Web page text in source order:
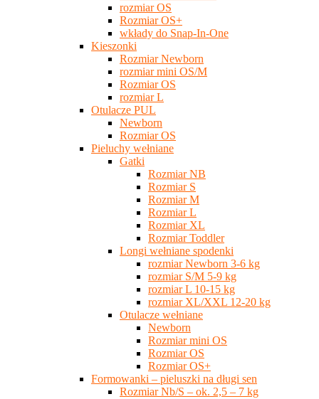
rozmiar OS
Rozmiar OS+
wkłady do Snap-In-One
Kieszonki
Rozmiar Newborn
rozmiar mini OS/M
Rozmiar OS
rozmiar L
Otulacze PUL
Newborn
Rozmiar OS
Pieluchy wełniane
Gatki
Rozmiar NB
Rozmiar S
Rozmiar M
Rozmiar L
Rozmiar XL
Rozmiar Toddler
Longi wełniane spodenki
rozmiar Newborn 3-6 kg
rozmiar S/M 5-9 kg
rozmiar L 10-15 kg
rozmiar XL/XXL 12-20 kg
Otulacze wełniane
Newborn
Rozmiar mini OS
Rozmiar OS
Rozmiar OS+
Formowanki – pieluszki na długi sen
Rozmiar Nb/S – ok. 2,5 – 7 kg